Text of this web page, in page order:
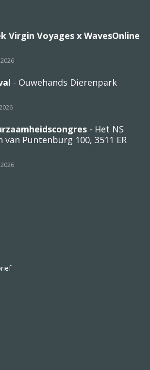
Virgin Voyages x WavesOnline
- Ouwehands Dierenpark
- Het NS
Puntenburg 100, 3511 ER